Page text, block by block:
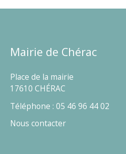
Mairie de Chérac
Place de la mairie
17610 CHÉRAC
Téléphone : 05 46 96 44 02
Nous contacter